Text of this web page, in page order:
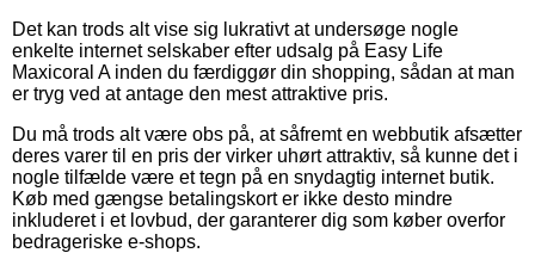
Det kan trods alt vise sig lukrativt at undersøge nogle
enkelte internet selskaber efter udsalg på Easy Life
Maxicoral A inden du færdiggør din shopping, sådan at man
er tryg ved at antage den mest attraktive pris.
Du må trods alt være obs på, at såfremt en webbutik afsætter
deres varer til en pris der virker uhørt attraktiv, så kunne det i
nogle tilfælde være et tegn på en snydagtig internet butik.
Køb med gængse betalingskort er ikke desto mindre
inkluderet i et lovbud, der garanterer dig som køber overfor
bedrageriske e-shops.